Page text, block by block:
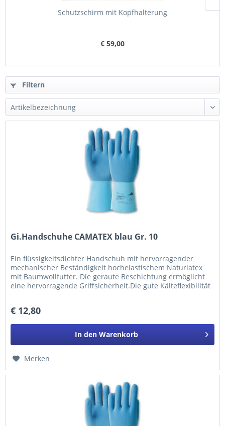
Schutzschirm mit Kopfhalterung
€ 59,00
Filtern
Gi.Handschuhe CAMATEX blau Gr. 10
Ein flüssigkeitsdichter Handschuh mit hervorragender
mechanischer Beständigkeit hochelastischem Naturlatex
mit Baumwollfutter. Die geraute Beschichtung ermöglicht
eine hervorragende Griffsicherheit.Die gute Kälteflexibilität
€ 12,80
In den Warenkorb
Merken